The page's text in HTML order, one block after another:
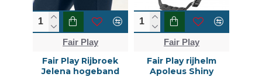
Fair Play
Fair Play Rijbroek
Jelena hogeband
Fair Play
Fair Play rijhelm
Apoleus Shiny